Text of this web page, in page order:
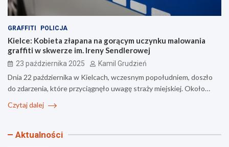
GRAFFITI POLICJA
Kielce: Kobieta złapana na gorącym uczynku malowania
graffiti w skwerze im. Ireny Sendlerowej
23 października 2025 Kamil Grudzień
Dnia 22 października w Kielcach, wczesnym popołudniem, doszło
do zdarzenia, które przyciągnęło uwagę straży miejskiej. Około…
Czytaj dalej
Aktualności